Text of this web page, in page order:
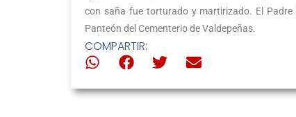
con saña fue torturado y martirizado. El
Panteón del Cementerio de Valdepeñas.
COMPARTIR: